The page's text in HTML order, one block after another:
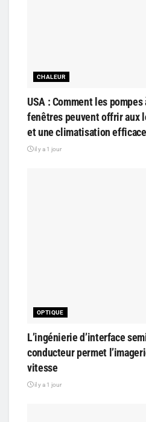
CHALEUR
USA : Comment les
fenêtres peuvent offrir aux
et une climatisation
il y a 1 jour
OPTIQUE
L’ingénierie d’interface
conducteur permet
vitesse
il y a 1 jour